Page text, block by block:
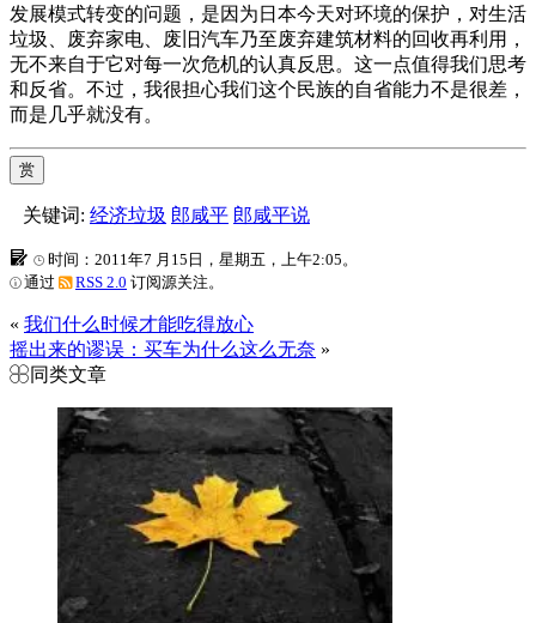
发展模式转变的问题，是因为日本今天对环境的保护，对生活
垃圾、废弃家电、废旧汽车乃至废弃建筑材料的回收再利用，
无不来自于它对每一次危机的认真反思。这一点值得我们思考
和反省。不过，我很担心我们这个民族的自省能力不是很差，
而是几乎就没有。
赏
关键词: 经济垃圾 郎咸平 郎咸平说
时间：2011年7 月15日，星期五，上午2:05。
通过
RSS 2.0 订阅源关注。
« 我们什么时候才能吃得放心
摇出来的谬误：买车为什么这么无奈 »
同类文章